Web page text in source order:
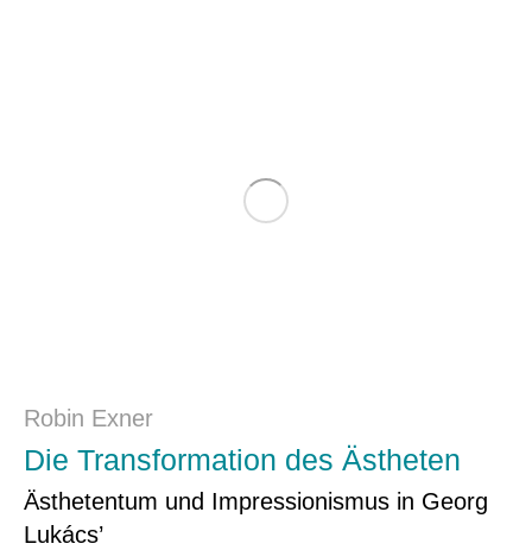
Robin Exner
Die Transformation des Ästheten
Ästhetentum und Impressionismus in Georg
Lukács’